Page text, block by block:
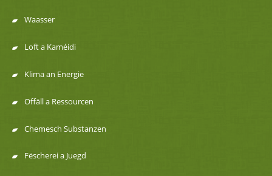
Menu
de
navigation
Waasser
Loft a Kaméidi
Klima an Energie
Offäll a Ressourcen
Chemesch Substanzen
Fëscherei a Juegd